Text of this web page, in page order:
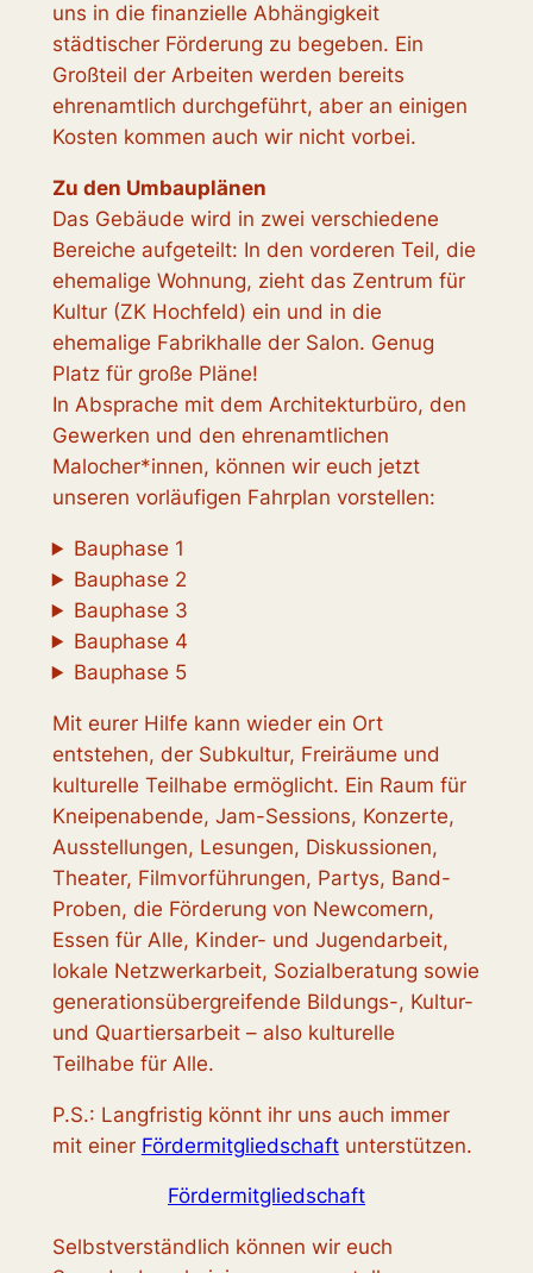
uns in die finanzielle Abhängigkeit
städtischer Förderung zu begeben. Ein
Großteil der Arbeiten werden bereits
ehrenamtlich durchgeführt, aber an einigen
Kosten kommen auch wir nicht vorbei.
Zu den Umbauplänen
Das Gebäude wird in zwei verschiedene
Bereiche aufgeteilt: In den vorderen Teil, die
ehemalige Wohnung, zieht das Zentrum für
Kultur (ZK Hochfeld) ein und in die
ehemalige Fabrikhalle der Salon. Genug
Platz für große Pläne!
In Absprache mit dem Architekturbüro, den
Gewerken und den ehrenamtlichen
Malocher*innen, können wir euch jetzt
unseren vorläufigen Fahrplan vorstellen:
Bauphase 1
Bauphase 2
Bauphase 3
Bauphase 4
Bauphase 5
Mit eurer Hilfe kann wieder ein Ort
entstehen, der Subkultur, Freiräume und
kulturelle Teilhabe ermöglicht. Ein Raum für
Kneipenabende, Jam-Sessions, Konzerte,
Ausstellungen, Lesungen, Diskussionen,
Theater, Filmvorführungen, Partys, Band-
Proben, die Förderung von Newcomern,
Essen für Alle, Kinder- und Jugendarbeit,
lokale Netzwerkarbeit, Sozialberatung sowie
generationsübergreifende Bildungs-, Kultur-
und Quartiersarbeit – also kulturelle
Teilhabe für Alle.
P.S.: Langfristig könnt ihr uns auch immer
mit einer Fördermitgliedschaftunterstützen.
Fördermitgliedschaft
Selbstverständlich können wir euch